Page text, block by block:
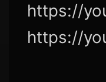
https://
https://